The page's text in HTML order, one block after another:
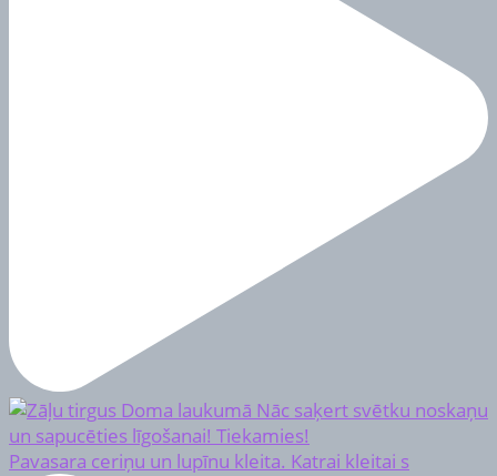
Pavasara ceriņu un lupīnu kleita. Katrai kleitai s